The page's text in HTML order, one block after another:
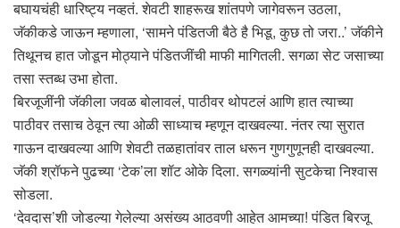
बघायचंही धारिष्ट्य नव्हतं. शेवटी शाहरूख शांतपणे जागेवरून उठला,
जॅकीकडे जाऊन म्हणाला, ‘सामने पंडितजी बैठे है भिडू, कुछ तो जरा..’ जॅकीने
तिथूनच हात जोडून मोठ्याने पंडितजींची माफी मागितली. सगळा सेट जसाच्या
तसा स्तब्ध उभा होता.
बिरजूजींनी जॅकीला जवळ बोलावलं, पाठीवर थोपटलं आणि हात त्याच्या
पाठीवर तसाच ठेवून त्या ओळी साध्याच म्हणून दाखवल्या. नंतर त्या सुरात
गाऊन दाखवल्या आणि शेवटी तळहातांवर ताल धरून गुणगुणूनही दाखवल्या.
जॅकी श्रॉफने पुढच्या ‘टेक’ला शॉट ओके दिला. सगळ्यांनी सुटकेचा निश्वास
सोडला.
‘देवदास’शी जोडल्या गेलेल्या असंख्य आठवणी आहेत आमच्या! पंडित बिरजू